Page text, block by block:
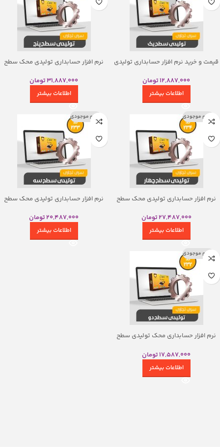
قیمت و خرید نرم افزار حسابداری تولیدی
12,887,000تومان
اطلاعات بیشتر
نرم افزار حسابداری تولیدی محک سطح
31,887,000تومان
اطلاعات بیشتر
اتمام موجودی
نرم افزار حسابداری تولیدی محک سطح
27,487,000تومان
اطلاعات بیشتر
اتمام موجودی
نرم افزار حسابداری تولیدی محک سطح
20,487,000تومان
اطلاعات بیشتر
اتمام موجودی
نرم افزار حسابداری محک تولیدی سطح
17,587,000تومان
اطلاعات بیشتر